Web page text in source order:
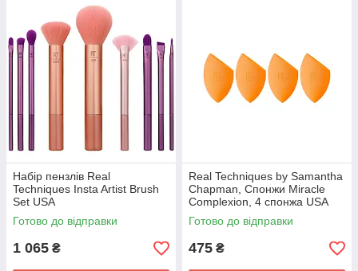
Набір пензлів Real
Techniques Insta Artist Brush
Set USA
Готово до відправки
1 065 ₴
Real Techniques by Samantha
Chapman, Спонжи Miracle
Complexion, 4 спонжа USA
Готово до відправки
475 ₴